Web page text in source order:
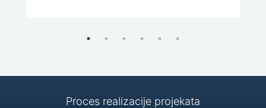
Proces realizacije projekata